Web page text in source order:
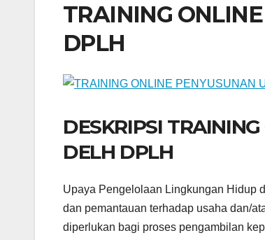
TRAINING
DPLH
DESKRIPSI
DELH DPLH
Upaya Pengelolaan Lingkungan Hidup
dan pemantauan terhadap usaha dan/
diperlukan bagi proses pengambilan